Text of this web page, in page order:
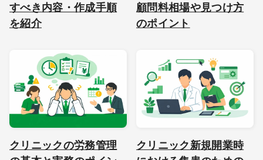
すべき内容・作成手順
を紹介
顧問料相場や見つけ方
のポイント
クリニックの労務管理
クリニック新規開業時